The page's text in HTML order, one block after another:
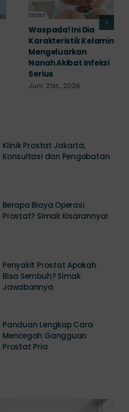
Tampak Ringan,
Waspada Ini Gejala
Kutil Kelamin yang
Berbahaya!
Juni 14th, 2026
Klinik Prostat Jakarta,
Berapa Biaya Operasi
Penyakit Prostat Apakah
Bisa Sembuh? Simak
Panduan Lengkap Cara
Mencegah Gangguan